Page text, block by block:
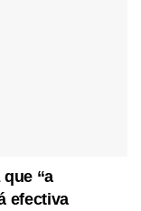
“a
efectiva